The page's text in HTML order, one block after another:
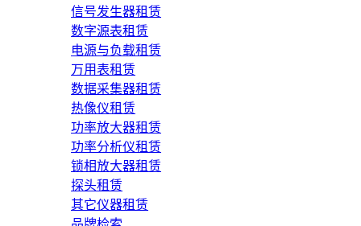
信号发生器租赁
数字源表租赁
电源与负载租赁
万用表租赁
数据采集器租赁
热像仪租赁
功率放大器租赁
功率分析仪租赁
锁相放大器租赁
探头租赁
其它仪器租赁